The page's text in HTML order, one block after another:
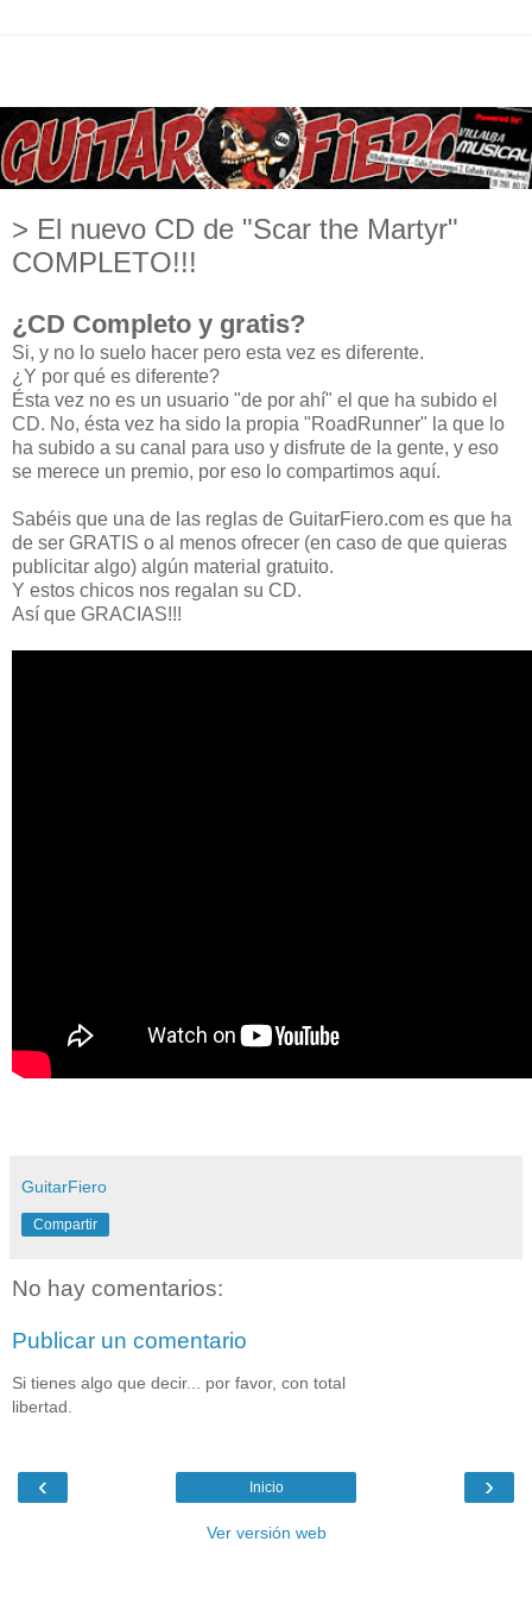
> El nuevo CD de "Scar the Martyr"
COMPLETO!!!
¿CD Completo y gratis?
Si, y no lo suelo hacer pero esta vez es diferente.
¿Y por qué es diferente?
Ésta vez no es un usuario "de por ahí" el que ha subido el
CD. No, ésta vez ha sido la propia "RoadRunner" la que lo
ha subido a su canal para uso y disfrute de la gente, y eso
se merece un premio, por eso lo compartimos aquí.
Sabéis que una de las reglas de GuitarFiero.com es que ha
de ser GRATIS o al menos ofrecer (en caso de que quieras
publicitar algo) algún material gratuito.
Y estos chicos nos regalan su CD.
Así que GRACIAS!!!
GuitarFiero
Compartir
No hay comentarios:
Publicar un comentario
Si tienes algo que decir... por favor, con total
libertad.
‹ ›
Inicio
Ver versión web